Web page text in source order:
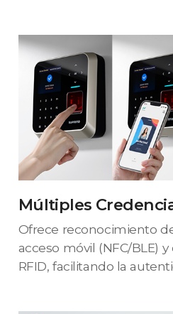
Múltiples
Ofrece reconocimiento
acceso móvil (NFC/BLE)
RFID, facilitando la